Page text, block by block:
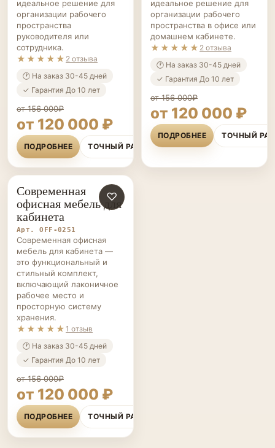
идеальное решение для
организации рабочего
пространства
руководителя или
сотрудника.
★★★★★ 2 отзыва
🕐 На заказ 30-45 дней
✓ Гарантия До 10 лет
от 156 000₽
от 120 000 ₽
ПОДРОБНЕЕ ТОЧНЫЙ РАСЧЁТ
идеальное решение для
организации рабочего
пространства в офисе или
домашнем кабинете.
★★★★★ 2 отзыва
🕐 На заказ 30-45 дней
✓ Гарантия До 10 лет
от 156 000₽
от 120 000 ₽
ПОДРОБНЕЕ ТОЧНЫЙ
ОФИСНАЯ
МЕБЕЛЬ НА ЗАКАЗ
♡
Современная
офисная мебель для
кабинета
Арт. OFF-0251
Современная офисная
мебель для кабинета —
это функциональный и
стильный комплект,
включающий лаконичное
рабочее место и
просторную систему
хранения.
★★★★★ 1 отзыв
🕐 На заказ 30-45 дней
✓ Гарантия До 10 лет
от 156 000₽
от 120 000 ₽
ПОДРОБНЕЕ ТОЧНЫЙ РАСЧЁТ